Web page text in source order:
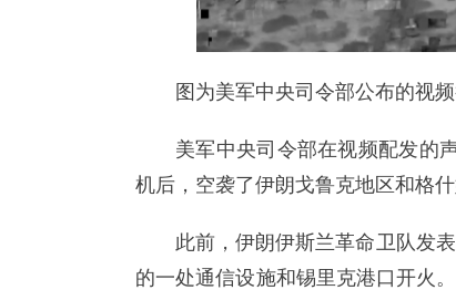
图为美军中央司令部公布的视频
美军中央司令部在视频配发的
机后，空袭了伊朗戈鲁克地区和格
此前，伊朗伊斯兰革命卫队发
的一处通信设施和锡里克港口开火